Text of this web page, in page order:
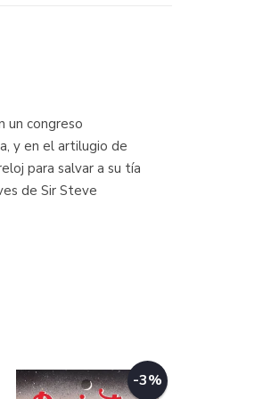
un congreso
y en el artilugio de
para salvar a su tía
de Sir Steve
-3%